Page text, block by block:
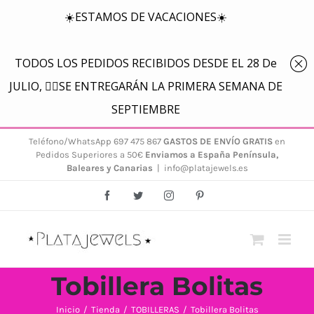
Teléfono/WhatsApp 697 475 867 GASTOS DE ENVÍO GRATIS en
Pedidos Superiores a 50€ Enviamos a España Península,
Baleares y Canarias
info@platajewels.es
FacebookTwitter Instagram
Tobillera Bolitas
Inicio / Tienda / TOBILLERAS / Tobillera Bolitas